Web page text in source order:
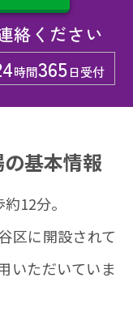
絡ください
時間365日受付
基本情報
12分。
区に開設されて
いただいていま